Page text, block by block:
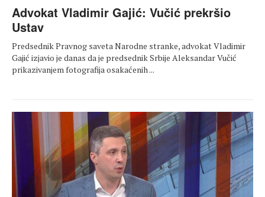
Advokat Vladimir Gajić: Vučić prekršio
Ustav
Predsednik Pravnog saveta Narodne stranke, advokat Vladimir
Gajić izjavio je danas da je predsednik Srbije Aleksandar Vučić
prikazivanjem fotografija osakaćenih ...